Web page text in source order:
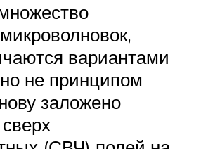
вариантами
не принципом
заложено